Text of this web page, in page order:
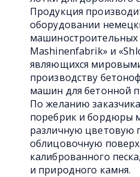
Продукция
оборудовании
машиностроительных
Mashinenfabrik» и
являющихся
производству
машин для бетонной
По желанию
поребрик и бордюры
различную цветовую
облицовочную
калиброванного
и природного камня.